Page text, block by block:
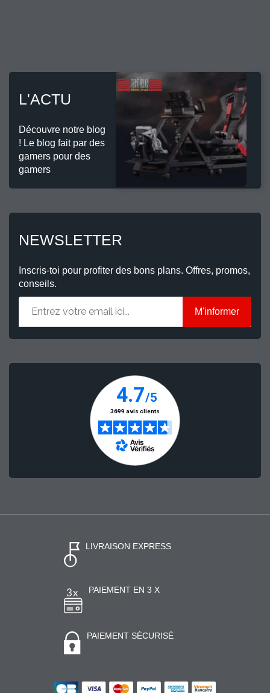
L'ACTU
Découvre notre blog
! Le blog fait par des
gamers pour des
gamers
NEWSLETTER
Inscris-toi pour profiter des bons plans. Offres, promos,
conseils.
M'informer
LIVRAISON EXPRESS
PAIEMENT EN 3 X
PAIEMENT SÉCURISÉ